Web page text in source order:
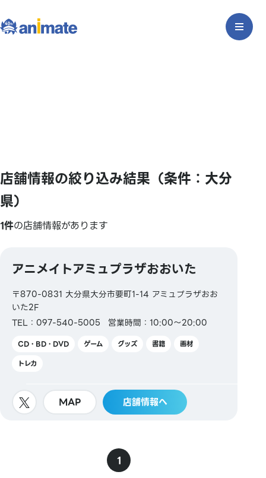
店舗情報の絞り込み結果（条件：大分
県）
1件の店舗情報があります
アニメイトアミュプラザおおいた
〒870-0831 大分県大分市要町1-14 アミュプラザおお
いた2F
TEL：097-540-5005
営業時間：10:00〜20:00
CD・BD・DVD ゲーム グッズ 書籍
画材
トレカ
MAP 店舗情報へ
1